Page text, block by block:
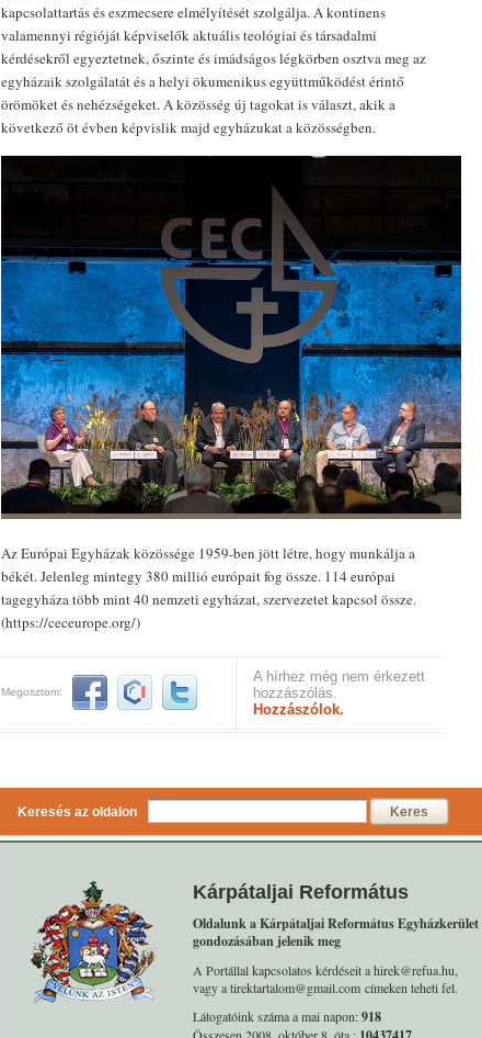
kapcsolattartás és eszmecsere elmélyítését szolgálja. A kontinens
valamennyi régióját képviselők aktuális teológiai és társadalmi
kérdésekről egyeztetnek, őszinte és imádságos légkörben osztva meg az
egyházaik szolgálatát és a helyi ökumenikus együttműködést érintő
örömöket és nehézségeket. A közösség új tagokat is választ, akik a
következő öt évben képvislik majd egyházukat a közösségben.
Az Európai Egyházak közössége 1959-ben jött létre, hogy munkálja a
békét. Jelenleg mintegy 380 millió európait fog össze. 114 európai
tagegyháza több mint 40 nemzeti egyházat, szervezetet kapcsol össze.
(https://ceceurope.org/)
Megosztom:
A hírhez még nem érkezett
hozzászólás.
Hozzászólok.
Keresés az oldalon Keres
Kárpátaljai Református
Oldalunk a Kárpátaljai Református Egyházkerület
gondozásában jelenik meg
A Portállal kapcsolatos kérdéseit a hirek@refua.hu,
vagy a tirektartalom@gmail.com címeken teheti fel.
Látogatóink száma a mai napon:918
Összesen 2008. október 8. óta :